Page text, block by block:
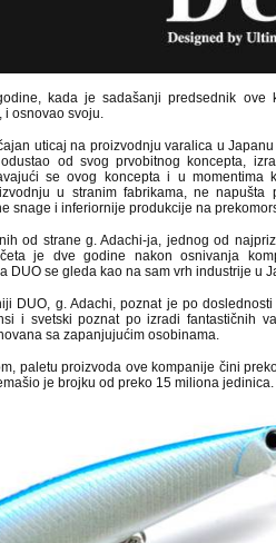
kada je sadašanji predsednik ove
i osnovao svoju.
uticaj na proizvodnju varalica u
od svog prvobitnog koncepta,
se ovog koncepta i u momentima
u stranim fabrikama, ne napušta
snage i inferiornije produkcije na
od strane g. Adachi-ja, jednog od
je dve godine nakon osnivanja
DUO se gleda kao na sam vrh industrije u
DUO, g. Adachi, poznat je po
i svetski poznat po izradi fantastičnih
sa zapanjujućim osobinama.
paletu proizvoda ove kompanije čini
je brojku od preko 15 miliona jedinica.